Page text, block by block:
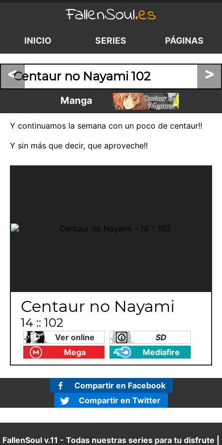
FallenSoul.es
INICIO SERIES PÁGINAS
< >
Centaur no Nayami 102
Manga
Y continuamos la semana con un poco de centaur!!
Y sin más que decir, que aproveche!!
Centaur no Nayami
14 :: 102
Ver online
SD
Mega
Mediafire
Compartir en Facebook
Compartir en Twitter
FallenSoul v.11 - Todas nuestras series para tu disfrute |